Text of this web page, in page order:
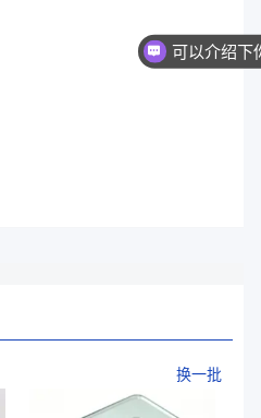
换一批
你们是